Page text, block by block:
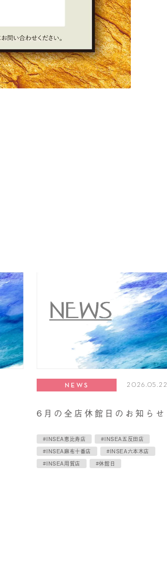
NEWS 2026.05.22
6月の全店休館日のお知らせ
#INSEA恵比寿店
#INSEA五反田店
#INSEA麻布十番店
#INSEA六本木店
#INSEA用賀店
#休館日